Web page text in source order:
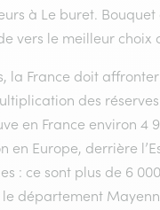
à Le buret.
vers le meilleur choix
la France doit
des
en France environ 4
Europe, derrière
: ce sont plus de 6
département